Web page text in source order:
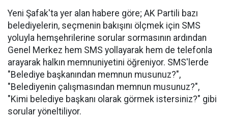
Yeni Şafak'ta yer alan habere göre; AK Partili bazı
belediyelerin, seçmenin bakışını ölçmek için SMS
yoluyla hemşehrilerine sorular sormasının ardından
Genel Merkez hem SMS yollayarak hem de telefonla
arayarak halkın memnuniyetini öğreniyor. SMS'lerde
"Belediye başkanından memnun musunuz?",
"Belediyenin çalışmasından memnun musunuz?",
"Kimi belediye başkanı olarak görmek istersiniz?" gibi
sorular yöneltiliyor.